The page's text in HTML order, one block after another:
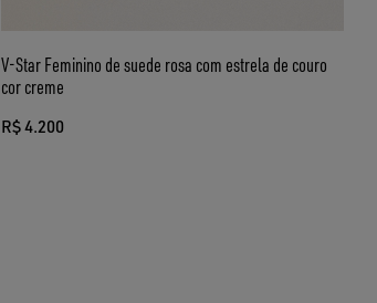
V-Star Feminino de suede rosa com estrela de couro
cor creme
R$ 4.200